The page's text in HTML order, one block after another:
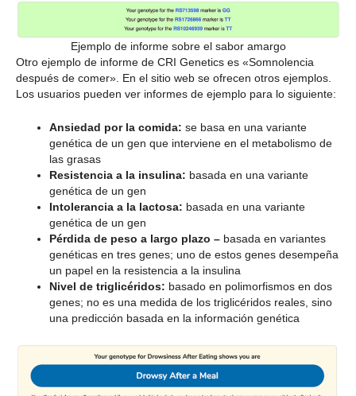
Ejemplo de informe sobre el sabor amargo
Otro ejemplo de informe de CRI Genetics es «Somnolencia
después de comer». En el sitio web se ofrecen otros ejemplos.
Los usuarios pueden ver informes de ejemplo para lo siguiente:
Ansiedad por la comida: se basa en una variante
genética de un gen que interviene en el metabolismo de
las grasas
Resistencia a la insulina: basada en una variante
genética de un gen
Intolerancia a la lactosa: basada en una variante
genética de un gen
Pérdida de peso a largo plazo – basada en variantes
genéticas en tres genes; uno de estos genes desempeña
un papel en la resistencia a la insulina
Nivel de triglicéridos: basado en polimorfismos en dos
genes; no es una medida de los triglicéridos reales, sino
una predicción basada en la información genética